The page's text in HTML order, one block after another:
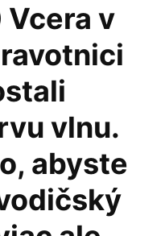
v
vlnu.
abyste